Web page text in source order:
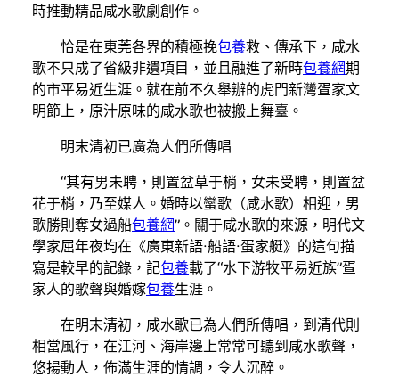
時推動精品咸水歌劇創作。
恰是在東莞各界的積極挽包養救、傳承下，咸水
歌不只成了省級非遺項目，並且融進了新時包養網期
的市平易近生涯。就在前不久舉辦的虎門新灣疍家文
明節上，原汁原味的咸水歌也被搬上舞臺。
明末清初已廣為人們所傳唱
“其有男未聘，則置盆草于梢，女未受聘，則置盆
花于梢，乃至媒人。婚時以蠻歌（咸水歌）相迎，男
歌勝則奪女過船包養網”。關于咸水歌的來源，明代文
學家屈年夜均在《廣東新語·船語·蛋家艇》的這句描
寫是較早的記錄，記包養載了“水下游牧平易近族”疍
家人的歌聲與婚嫁包養生涯。
在明末清初，咸水歌已為人們所傳唱，到清代則
相當風行，在江河、海岸邊上常常可聽到咸水歌聲，
悠揚動人，佈滿生涯的情調，令人沉醉。